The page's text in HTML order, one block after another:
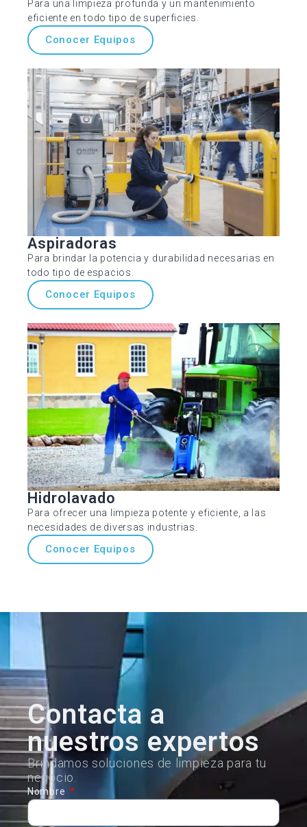
Para una limpieza profunda y un mantenimiento
eficiente en todo tipo de superficies.
Conocer Equipos
Aspiradoras
Para brindar la potencia y durabilidad necesarias en
todo tipo de espacios.
Conocer Equipos
Hidrolavado
Para ofrecer una limpieza potente y eficiente, a las
necesidades de diversas industrias.
Conocer Equipos
Contacta a
nuestros expertos
Brindamos soluciones de limpieza para tu
negocio.
Nombre